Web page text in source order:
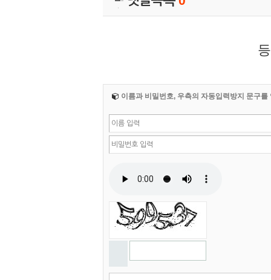
이름과 비밀번호, 우측의 자동입력방지 문구를